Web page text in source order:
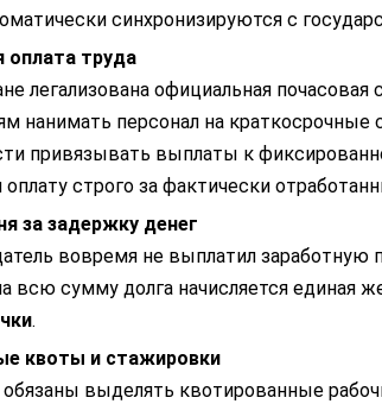
синхронизируются с
оплата труда
легализована официальная почасовая
нанимать персонал на краткосрочные
привязывать выплаты к
строго за фактически
за задержку денег
вовремя не выплатил заработную
всю сумму долга начисляется единая
.
квоты и стажировки
обязаны выделять квотированные